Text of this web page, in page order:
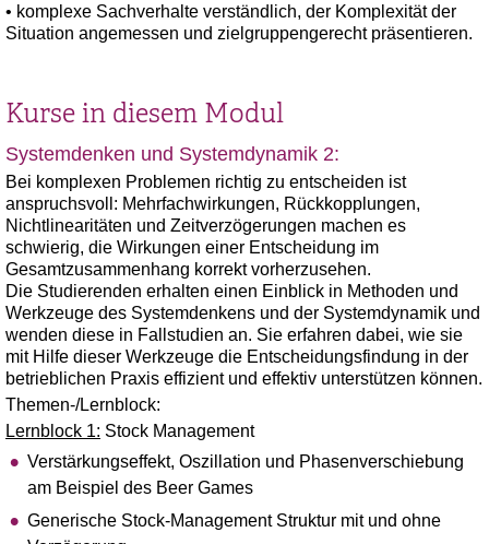
• komplexe Sachverhalte verständlich, der Komplexität der
Situation angemessen und zielgruppengerecht präsentieren.
Kurse in diesem Modul
Systemdenken und Systemdynamik 2:
Bei komplexen Problemen richtig zu entscheiden ist
anspruchsvoll: Mehrfachwirkungen, Rückkopplungen,
Nichtlinearitäten und Zeitverzögerungen machen es
schwierig, die Wirkungen einer Entscheidung im
Gesamtzusammenhang korrekt vorherzusehen.
Die Studierenden erhalten einen Einblick in Methoden und
Werkzeuge des Systemdenkens und der Systemdynamik und
wenden diese in Fallstudien an. Sie erfahren dabei, wie sie
mit Hilfe dieser Werkzeuge die Entscheidungsfindung in der
betrieblichen Praxis effizient und effektiv unterstützen können.
Themen-/Lernblock:
Lernblock 1: Stock Management
Verstärkungseffekt, Oszillation und Phasenverschiebung
am Beispiel des Beer Games
Generische Stock-Management Struktur mit und ohne